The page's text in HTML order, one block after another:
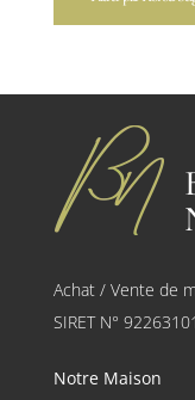
Achat / Vente de
SIRET N°
Notre Maison